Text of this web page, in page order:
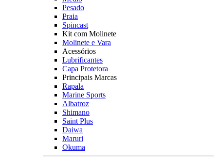
Pesado
Praia
Spincast
Kit com Molinete
Molinete e Vara
Acessórios
Lubrificantes
Capa Protetora
Principais Marcas
Rapala
Marine Sports
Albatroz
Shimano
Saint Plus
Daiwa
Maruri
Okuma